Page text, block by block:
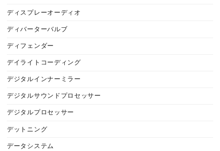
ディスプレーオーディオ
ディバーターバルブ
ディフェンダー
デイライトコーディング
デジタルインナーミラー
デジタルサウンドプロセッサー
デジタルプロセッサー
デットニング
データシステム